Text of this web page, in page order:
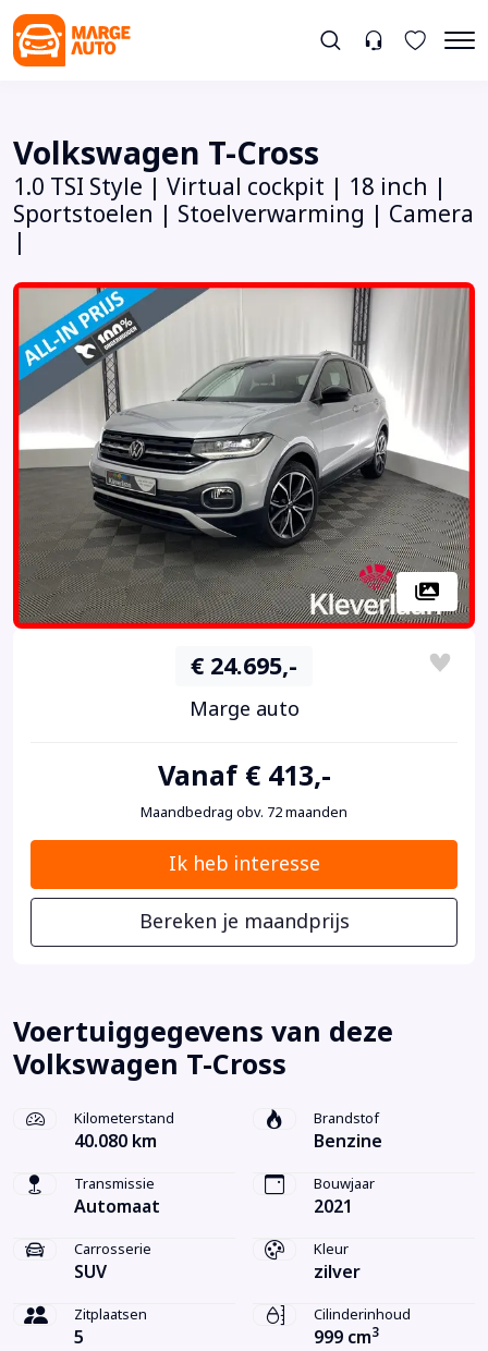
Volkswagen T-Cross
1.0 TSI Style | Virtual cockpit | 18 inch |
Sportstoelen | Stoelverwarming | Camera
|
€ 24.695,-
Marge auto
Vanaf € 413,-
Maandbedrag obv. 72 maanden
Ik heb interesse
Bereken je maandprijs
Voertuiggegevens van deze
Volkswagen T-Cross
Kilometerstand
40.080 km
Brandstof
Benzine
Transmissie
Automaat
Bouwjaar
2021
Carrosserie
SUV
Kleur
zilver
Zitplaatsen
5
Cilinderinhoud
999 cm3